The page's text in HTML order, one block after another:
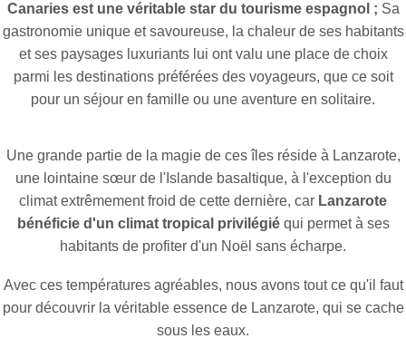
Canaries est une véritable star du tourisme espagnol ; Sa
gastronomie unique et savoureuse, la chaleur de ses habitants
et ses paysages luxuriants lui ont valu une place de choix
parmi les destinations préférées des voyageurs, que ce soit
pour un séjour en famille ou une aventure en solitaire.
Une grande partie de la magie de ces îles réside à Lanzarote,
une lointaine sœur de l'Islande basaltique, à l'exception du
climat extrêmement froid de cette dernière, car Lanzarote
bénéficie d'un climat tropical privilégié qui permet à ses
habitants de profiter d'un Noël sans écharpe.
Avec ces températures agréables, nous avons tout ce qu'il faut
pour découvrir la véritable essence de Lanzarote, qui se cache
sous les eaux.